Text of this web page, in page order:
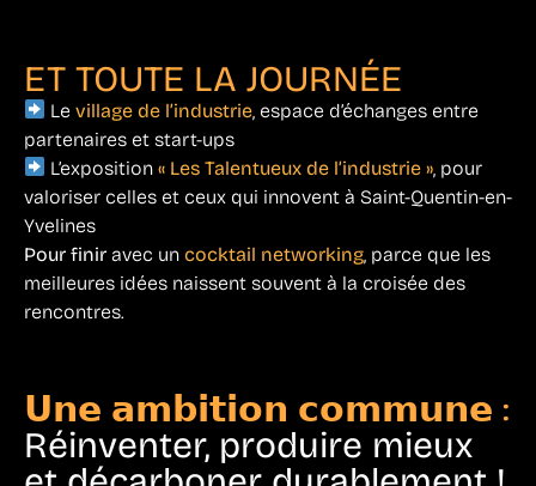
ET TOUTE LA JOURNÉE
Levillage de l’industrie , espace d’échanges entre
partenaires et start-ups
L’exposition« Les Talentueux de l’industrie » , pour
valoriser celles et ceux qui innovent à Saint-Quentin-en-
Yvelines
Pour finir avec un cocktail networking , parce que les
meilleures idées naissent souvent à la croisée des
rencontres.
𝗨𝗻𝗲 𝗮𝗺𝗯𝗶𝘁𝗶𝗼𝗻 𝗰𝗼𝗺𝗺𝘂𝗻𝗲 :
Réinventer, produire mieux